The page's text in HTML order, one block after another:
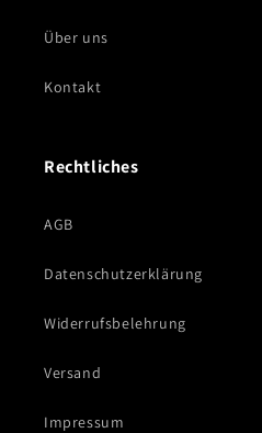
Über uns
Kontakt
Rechtliches
AGB
Datenschutzerklärung
Widerrufsbelehrung
Versand
Impressum